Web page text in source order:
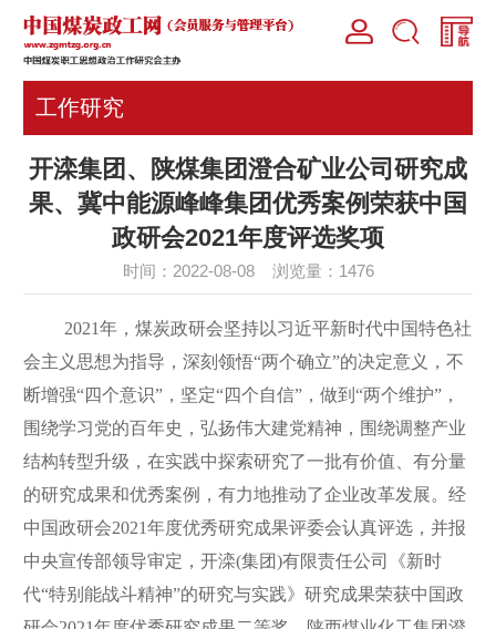
工作研究
开滦集团、陕煤集团澄合矿业公司研究成
果、冀中能源峰峰集团优秀案例荣获中国
政研会2021年度评选奖项
时间：2022-08-08 浏览量： 1476
2021年，煤炭政研会坚持以习近平新时代中国特色社
会主义思想为指导，深刻领悟“两个确立”的决定意义，不
断增强“四个意识”，坚定“四个自信”，做到“两个维护”，
围绕学习党的百年史，弘扬伟大建党精神，围绕调整产业
结构转型升级，在实践中探索研究了一批有价值、有分量
的研究成果和优秀案例，有力地推动了企业改革发展。经
中国政研会2021年度优秀研究成果评委会认真评选，并报
中央宣传部领导审定，开滦(集团)有限责任公司《新时
代“特别能战斗精神”的研究与实践》研究成果荣获中国政